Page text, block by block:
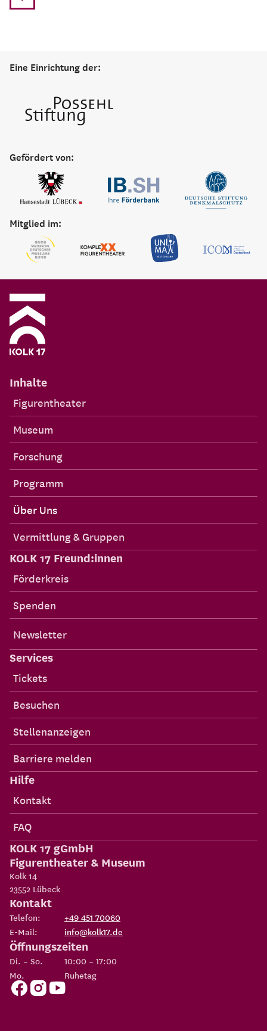
Eine Einrichtung der:
Gefördert von:
Mitglied im:
Inhalte
Figurentheater
Museum
Forschung
Programm
Über Uns
Vermittlung & Gruppen
KOLK 17 Freund:innen
Förderkreis
Spenden
Newsletter
Services
Tickets
Besuchen
Stellenanzeigen
Barriere melden
Hilfe
Kontakt
FAQ
KOLK 17 gGmbH
Figurentheater & Museum
Kolk 14
23552 Lübeck
Kontakt
Telefon:
+49 451 70060
E-Mail:
info@kolk17.de
Öffnungszeiten
Di. – So.
10:00 – 17:00
Mo.
Ruhetag